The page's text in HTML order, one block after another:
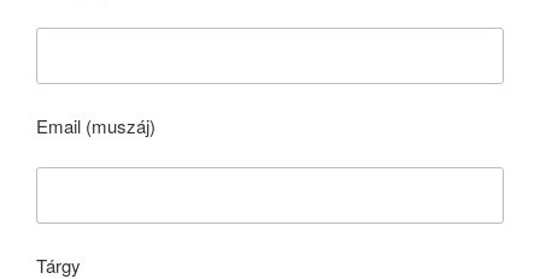
Email (muszáj)
Tárgy